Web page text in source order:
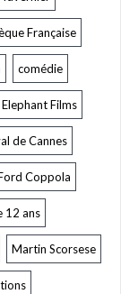
Française
comédie
Elephant Films
de Cannes
Coppola
12 ans
Martin Scorsese